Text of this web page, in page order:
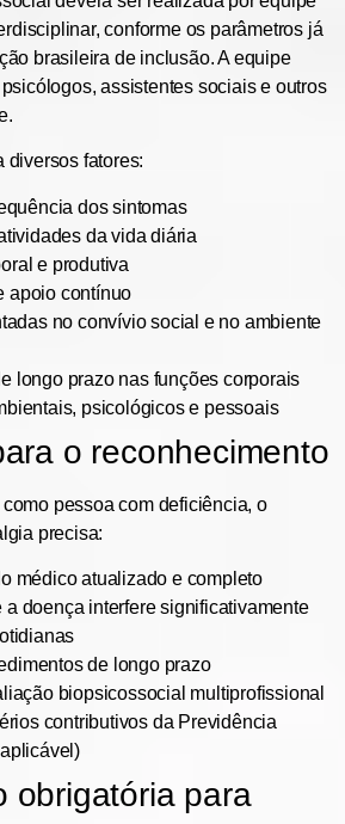
conforme os parâmetros já
brasileira de inclusão. A equipe
assistentes sociais e outros
diversos fatores:
dos sintomas
da vida diária
e produtiva
apoio contínuo
no convívio social e no ambiente
longo prazo nas funções corporais
psicológicos e pessoais
o reconhecimento
pessoa com deficiência, o
precisa:
médico atualizado e completo
a doença interfere significativamente
de longo prazo
biopsicossocial multiprofissional
contributivos da Previdência
obrigatória para